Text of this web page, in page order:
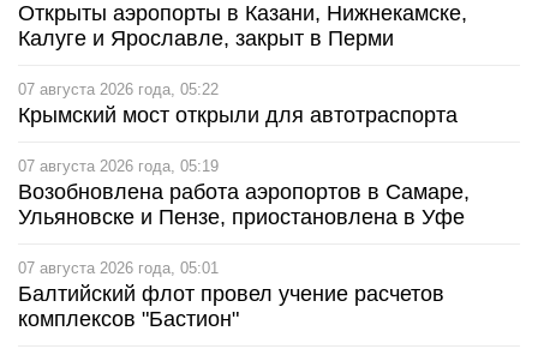
Открыты аэропорты в Казани, Нижнекамске,
Калуге и Ярославле, закрыт в Перми
07 августа 2026 года, 05:22
Крымский мост открыли для автотраспорта
07 августа 2026 года, 05:19
Возобновлена работа аэропортов в Самаре,
Ульяновске и Пензе, приостановлена в Уфе
07 августа 2026 года, 05:01
Балтийский флот провел учение расчетов
комплексов "Бастион"